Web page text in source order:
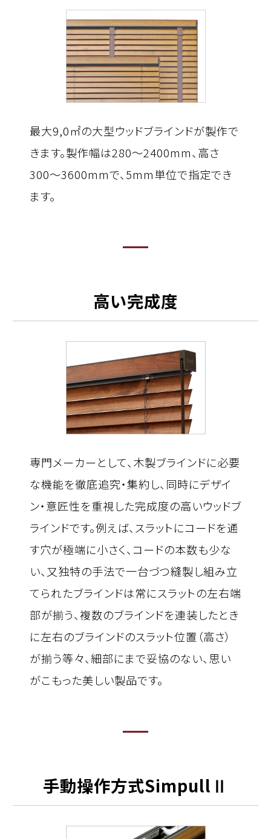
最大9,0㎡の大型ウッドブラインドが製作で
きます。製作幅は280〜2400mm、高さ
300〜3600mmで、5mm単位で指定でき
ます。
高い完成度
専門メーカーとして、木製ブラインドに必要
な機能を徹底追究・集約し、同時にデザイ
ン・意匠性を重視した完成度の高いウッドブ
ラインドです。例えば、スラットにコードを通
す穴が極端に小さく、コードの本数も少な
い、又独特の手法で一台づつ縫製し組み立
てられたブラインドは常にスラットの左右端
部が揃う、複数のブラインドを連装したとき
に左右のブラインドのスラット位置（高さ）
が揃う等々、細部にまで妥協のない、思い
がこもった美しい製品です。
手動操作方式Simpull Ⅱ